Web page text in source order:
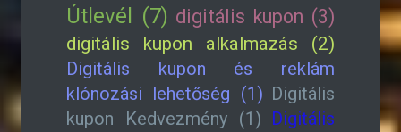
Útlevél (7) digitális kupon (3)
digitális kupon alkalmazás (2)
Digitális kupon és reklám
klónozási lehetőség (1) Digitális
kupon Kedvezmény (1) Digitális